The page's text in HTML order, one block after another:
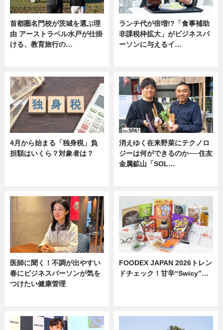
首都圏名門校が茨城を選ぶ理
由 アーストラベル水戸が仕掛
ける、教育旅行の…
ランチ代が倍増!?「食事補助
非課税枠拡大」がビジネスパ
ーソンに与えるイ…
4月から始まる「独身税」負
担額はいくら？対象者は？
消えゆく在来野菜にテクノロ
ジーは何ができるのか──住友
金属鉱山「SOL…
医師に聞く！不調が出やすい
春にビジネスパーソンが気を
つけたい健康管理
FOODEX JAPAN 2026トレン
ドチェック！甘辛“Swicy”…